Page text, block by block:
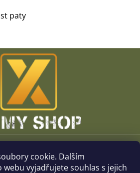
cookie. Dalším
vyjadřujete souhlas s jejich
paty